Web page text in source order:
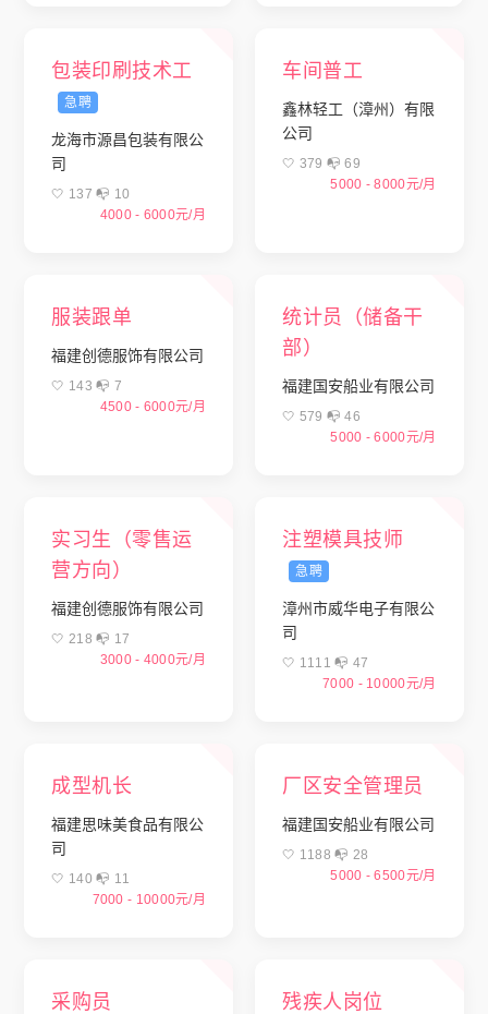
包装印刷技术工
急聘
龙海市源昌包装有限公
司
🤍 137 📭︎ 10
4000 - 6000元/月
车间普工
鑫林轻工（漳州）有限
公司
🤍 379 📭︎ 69
5000 - 8000元/月
服装跟单
福建创德服饰有限公司
🤍 143 📭︎ 7
4500 - 6000元/月
统计员（储备干
部）
福建国安船业有限公司
🤍 579 📭︎ 46
5000 - 6000元/月
实习生（零售运
营方向）
福建创德服饰有限公司
🤍 218 📭︎ 17
3000 - 4000元/月
注塑模具技师
急聘
漳州市威华电子有限公
司
🤍 1111 📭︎ 47
7000 - 10000元/月
成型机长
福建思味美食品有限公
司
🤍 140 📭︎ 11
7000 - 10000元/月
厂区安全管理员
福建国安船业有限公司
🤍 1188 📭︎ 28
5000 - 6500元/月
采购员 残疾人岗位